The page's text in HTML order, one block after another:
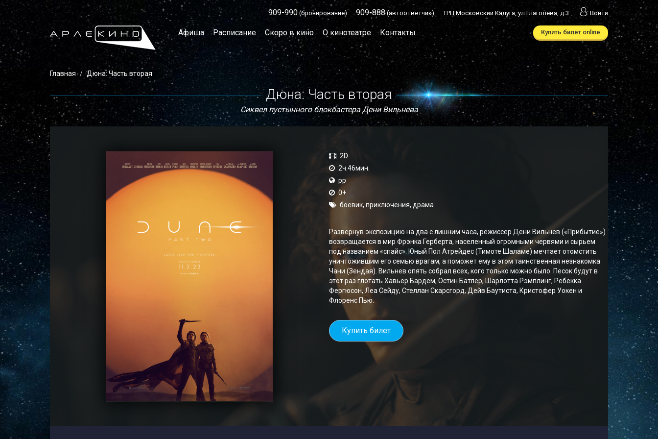
909-990 (бронирование) 909-888(автоответчик) ТРЦ Московский Калуга, ул.Глаголева, д.3 Войти
Афиша Расписание Скоро в кино О кинотеатре Контакты Купить билет online
Главная Дюна: Часть вторая
Сиквел пустынного блокбастера Дени Вильнева
Дюна: Часть вторая
2D
2ч.46мин.
рр
0+
боевик, приключения, драма
Развернув экспозицию на два с лишним часа, режиссер Дени Вильнев («Прибытие»)
возвращается в мир Фрэнка Герберта, населенный огромными червями и сырьем
под названием «спайс». Юный Пол Атрейдес (Тимоте Шаламе) мечтает отомстить
уничтожившим его семью врагам, а поможет ему в этом таинственная незнакомка
Чани (Зендая). Вильнев опять собрал всех, кого только можно было. Песок будут в
этот раз глотать Хавьер Бардем, Остин Батлер, Шарлотта Рэмплинг, Ребекка
Фергюсон, Леа Сейду, Стеллан Скарсгорд, Дейв Баутиста, Кристофер Уокен и
Флоренс Пью.
Купить билет